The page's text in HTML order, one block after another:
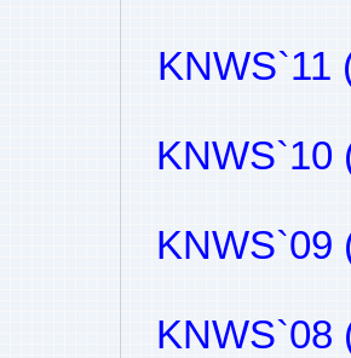
KNWS`11
KNWS`10
KNWS`09
KNWS`08